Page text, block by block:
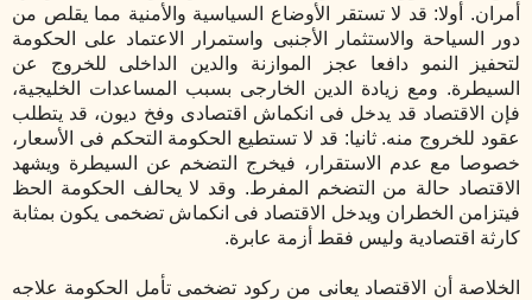
أمران. أولا: قد لا تستقر الأوضاع السياسية والأمنية مما يقلص من
دور السياحة والاستثمار الأجنبى واستمرار الاعتماد على الحكومة
لتحفيز النمو دافعا عجز الموازنة والدين الداخلى للخروج عن
السيطرة. ومع زيادة الدين الخارجى بسبب المساعدات الخليجية،
فإن الاقتصاد قد يدخل فى انكماش اقتصادى وفخ ديون، قد يتطلب
عقود للخروج منه. ثانيا: قد لا تستطيع الحكومة التحكم فى الأسعار،
خصوصا مع عدم الاستقرار، فيخرج التضخم عن السيطرة ويشهد
الاقتصاد حالة من التضخم المفرط. وقد لا يحالف الحكومة الحظ
فيتزامن الخطران ويدخل الاقتصاد فى انكماش تضخمى يكون بمثابة
كارثة اقتصادية وليس فقط أزمة عابرة.
الخلاصة أن الاقتصاد يعانى من ركود تضخمى تأمل الحكومة علاجه